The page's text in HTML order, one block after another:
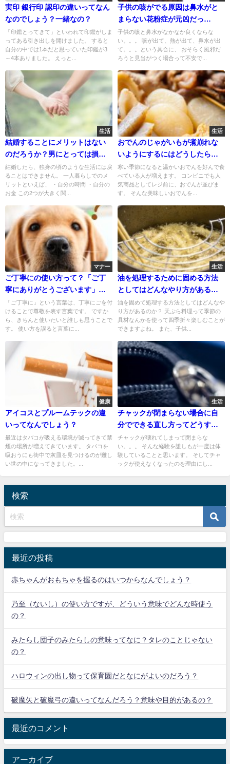
実印 銀行印 認印の違いってなん
なのでしょう？一緒なの？
「印鑑とってきて」といわれて印鑑がしま
ってある引き出しを開けました。 すると
自分の中では1本だと思っていた印鑑が3
～4本ありました。 えっと...
子供の咳がでる原因は鼻水がと
まらない花粉症が元凶だっ
た？！
子供の咳と鼻水がなかなか良くならな
い。。。 咳が出て、熱が出て、鼻水が出
て。。。という具合に、 おそらく風邪だ
ろうと見当がつく場合って不安で...
生活
結婚することにメリットはない
のだろうか？男にとっては損な
のか？
結婚したら、独身の頃のような生活には戻
ることはできません。 一人暮らしでのメ
リットといえば、 ・自分の時間 ・自分の
お金 この2つが大きく関...
生活
おでんのじゃがいもが煮崩れな
いようにするにはどうしたらい
い？
寒い季節になると温かいおでんを好んで食
べている人が増えます。 コンビニでも人
気商品としてレジ前に、おでんが並びま
す。 そんな美味しいおでんを...
マナー
ご丁寧にの使い方って？「ご丁
寧にありがとうございます」で
いいの？
「ご丁寧に」という言葉は、丁寧にごを付
けることで尊敬を表す言葉です。 ですか
ら、きちんと使いたいと誰しも思うことで
す。 使い方を誤ると言葉に...
生活
油を処理するために固める方法
としてはどんなやり方があるの
か？
油を固めて処理する方法としてはどんなや
り方があるのか？ 天ぷら料理って季節の
具材なんかを使って四季折々楽しむことが
できますよね。 また、子供...
健康
アイコスとプルームテックの違
いってなんでしょう？
最近はタバコが吸える環境が減ってきて禁
煙の場所が増えてきています。 タバコを
吸おうにも街中で灰皿を見つけるのが難し
い世の中になってきました。...
生活
チャックが閉まらない場合に自
分でできる直し方ってどうする
の？
チャックが壊れてしまって閉まらな
い。。。 そんな経験を誰しもが一度は体
験していることと思います。 そしてチャ
ックが使えなくなったのを理由にし...
検索
最近の投稿
赤ちゃんがおもちゃを握るのはいつからなんでしょう？
乃至（ないし）の使い方ですが、どういう意味でどんな時使う
の？
みたらし団子のみたらしの意味ってなに？タレのことじゃない
の？
ハロウィンの出し物って保育園だとなにがよいのだろう？
破魔矢と破魔弓の違いってなんだろう？意味や目的があるの？
最近のコメント
アーカイブ